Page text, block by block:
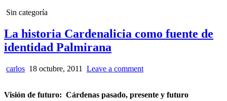
Posted
Sin categoría
La historia Cardenalicia como fuente de
identidad Palmirana
carlos 18 octubre, 2011 Leave a comment
Visión de futuro: Cárdenas pasado, presente y futuro